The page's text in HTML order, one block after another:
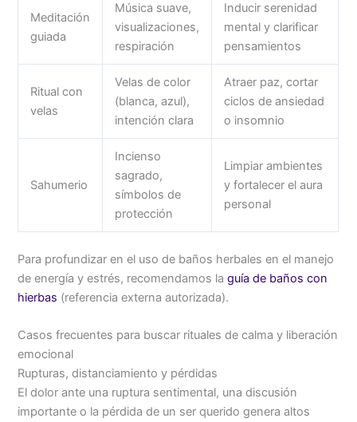
Meditación
guiada
Música suave,
visualizaciones,
respiración
Inducir serenidad
mental y clarificar
pensamientos
Ritual con
velas
Velas de color
(blanca, azul),
intención clara
Atraer paz, cortar
ciclos de ansiedad
o insomnio
Sahumerio
Incienso
sagrado,
símbolos de
protección
Limpiar ambientes
y fortalecer el aura
personal
Para profundizar en el uso de baños herbales en el manejo
de energía y estrés, recomendamos laguía de baños con
hierbas (referencia externa autorizada).
Casos frecuentes para buscar rituales de calma y liberación
emocional
Rupturas, distanciamiento y pérdidas
El dolor ante una ruptura sentimental, una discusión
importante o la pérdida de un ser querido genera altos